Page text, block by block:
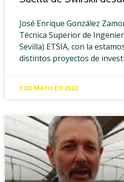
José Enrique González
Técnica Superior de
Sevilla) ETSIA, con la
distintos proyectos de
5 DE MAYO DE 2022